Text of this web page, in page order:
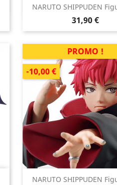
NARUTO SHIPPUDEN
Prix
31,90 €
Aperçu
NARUTO SHIPPUDEN
PROMO !
-10,00 €
Aperçu